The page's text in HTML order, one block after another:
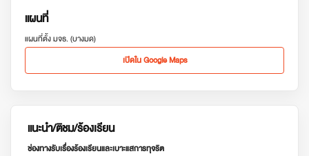
แผนที่
แผนที่ตั้ง มจธ. (บางมด)
เปิดใน Google Maps
แนะนำ/ติชม/ร้องเรียน
ช่องทางรับเรื่องร้องเรียนและเบาะแสการทุจริต